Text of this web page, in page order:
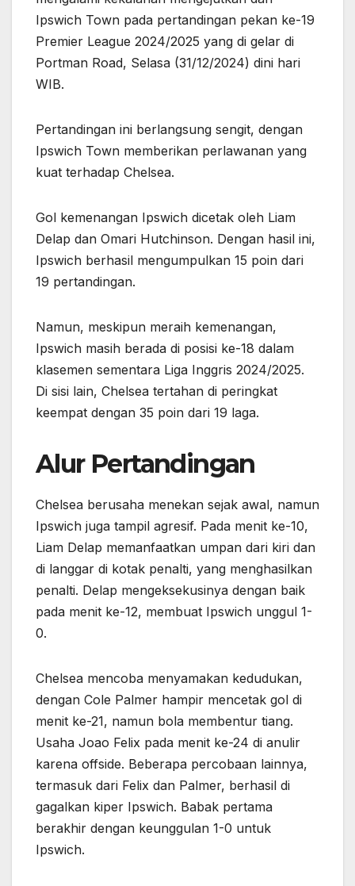
Ipswich Town pada pertandingan pekan ke-19
Premier League 2024/2025 yang di gelar di
Portman Road, Selasa (31/12/2024) dini hari
WIB.
Pertandingan ini berlangsung sengit, dengan
Ipswich Town memberikan perlawanan yang
kuat terhadap Chelsea.
Gol kemenangan Ipswich dicetak oleh Liam
Delap dan Omari Hutchinson. Dengan hasil ini,
Ipswich berhasil mengumpulkan 15 poin dari
19 pertandingan.
Namun, meskipun meraih kemenangan,
Ipswich masih berada di posisi ke-18 dalam
klasemen sementara Liga Inggris 2024/2025.
Di sisi lain, Chelsea tertahan di peringkat
keempat dengan 35 poin dari 19 laga.
Alur Pertandingan
Chelsea berusaha menekan sejak awal, namun
Ipswich juga tampil agresif. Pada menit ke-10,
Liam Delap memanfaatkan umpan dari kiri dan
di langgar di kotak penalti, yang menghasilkan
penalti. Delap mengeksekusinya dengan baik
pada menit ke-12, membuat Ipswich unggul 1-
0.
Chelsea mencoba menyamakan kedudukan,
dengan Cole Palmer hampir mencetak gol di
menit ke-21, namun bola membentur tiang.
Usaha Joao Felix pada menit ke-24 di anulir
karena offside. Beberapa percobaan lainnya,
termasuk dari Felix dan Palmer, berhasil di
gagalkan kiper Ipswich. Babak pertama
berakhir dengan keunggulan 1-0 untuk
Ipswich.